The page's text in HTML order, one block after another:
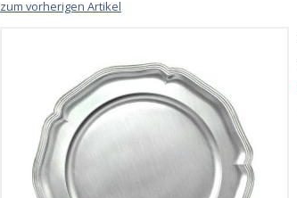
zum vorherigen Artikel